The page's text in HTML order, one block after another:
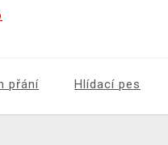
přání Hlídací pes